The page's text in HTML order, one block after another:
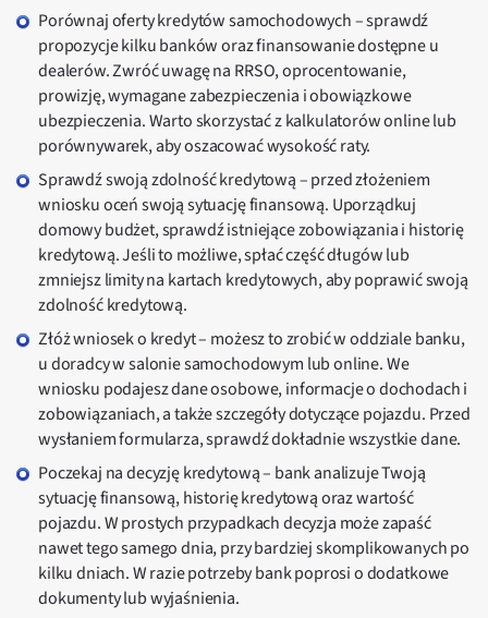
Porównaj oferty kredytów samochodowych – sprawdź
propozycje kilku banków oraz finansowanie dostępne u
dealerów. Zwróć uwagę na RRSO, oprocentowanie,
prowizję, wymagane zabezpieczenia i obowiązkowe
ubezpieczenia. Warto skorzystać z kalkulatorów online lub
porównywarek, aby oszacować wysokość raty.
Sprawdź swoją zdolność kredytową – przed złożeniem
wniosku oceń swoją sytuację finansową. Uporządkuj
domowy budżet, sprawdź istniejące zobowiązania i historię
kredytową. Jeśli to możliwe, spłać część długów lub
zmniejsz limity na kartach kredytowych, aby poprawić swoją
zdolność kredytową.
Złóż wniosek o kredyt – możesz to zrobić w oddziale banku,
u doradcy w salonie samochodowym lub online. We
wniosku podajesz dane osobowe, informacje o dochodach i
zobowiązaniach, a także szczegóły dotyczące pojazdu. Przed
wysłaniem formularza, sprawdź dokładnie wszystkie dane.
Poczekaj na decyzję kredytową – bank analizuje Twoją
sytuację finansową, historię kredytową oraz wartość
pojazdu. W prostych przypadkach decyzja może zapaść
nawet tego samego dnia, przy bardziej skomplikowanych po
kilku dniach. W razie potrzeby bank poprosi o dodatkowe
dokumenty lub wyjaśnienia.